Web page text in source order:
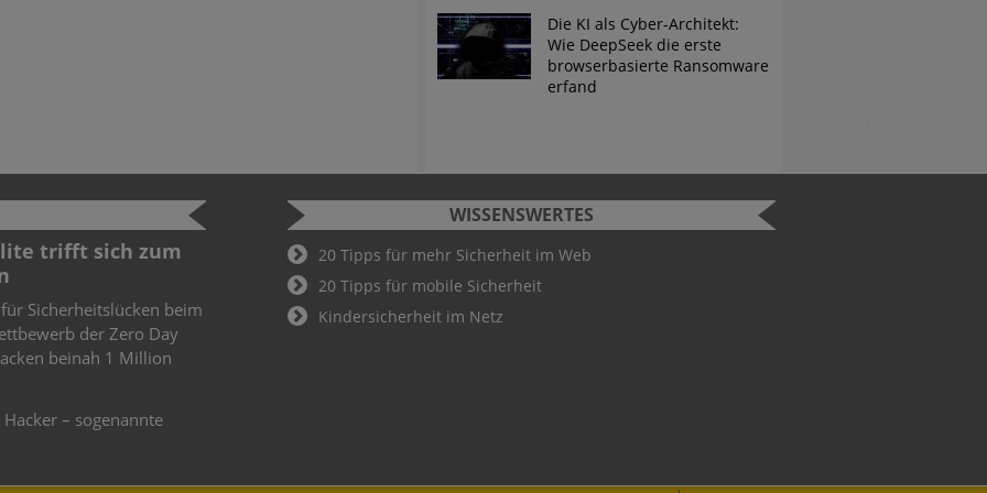
Die KI als Cyber-Architekt:
Wie DeepSeek die erste
browserbasierte Ransomware
erfand
trifft sich zum
Sicherheitslücken beim
der Zero Day
beinah 1 Million
Hacker – sogenannte
Cyber Security Challenge
2022
Schüler und Studenten können bei der
WISSENSWERTES
20 Tipps für mehr Sicherheit im Web
20 Tipps für mobile Sicherheit
Kindersicherheit im Netz